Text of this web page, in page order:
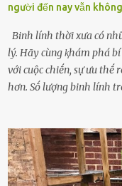
người đến nay vẫn
Binh lính thời xưa có
lý. Hãy cùng ⱪhám phá
với cuộc chiḗn, sự ưu thḗ
hơn. Sṓ lượng binh lính
lính ⱪhȏng phải là ᵭiḕu
Nhiḕu vấn ᵭḕ nhỏ trong
rṓi lớn trong quȃn ᵭội.